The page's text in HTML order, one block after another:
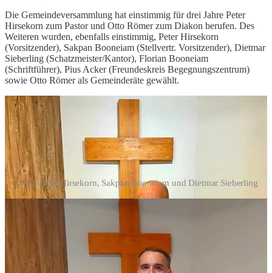
Die Gemeindeversammlung hat einstimmig für drei Jahre Peter
Hirsekorn zum Pastor und Otto Römer zum Diakon berufen. Des
Weiteren wurden, ebenfalls einstimmig, Peter Hirsekorn
(Vorsitzender), Sakpan Booneiam (Stellvertr. Vorsitzender), Dietmar
Sieberling (Schatzmeister/Kantor), Florian Booneiam
(Schriftführer), Pius Acker (Freundeskreis Begegnungszentrum)
sowie Otto Römer als Gemeinderäte gewählt.
v.l.n.r. Peter Hirsekorn, Sakpan Booneiam und Dietmar Sieberling